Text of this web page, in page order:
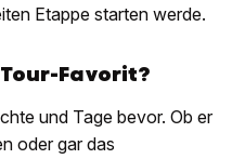
Etappe starten werde.
Favorit?
und Tage bevor. Ob er
oder gar das